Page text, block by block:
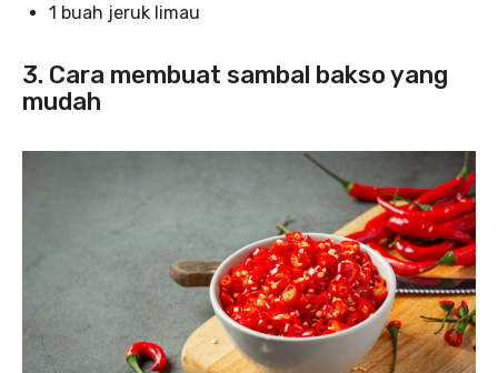
1 buah jeruk limau
3. Cara membuat sambal bakso yang
mudah